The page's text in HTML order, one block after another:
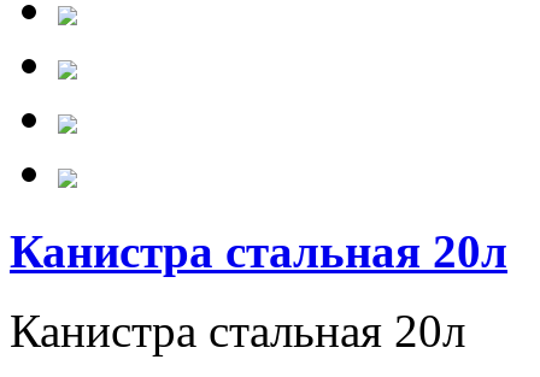
Канистра стальная 20л
Канистра стальная 20л